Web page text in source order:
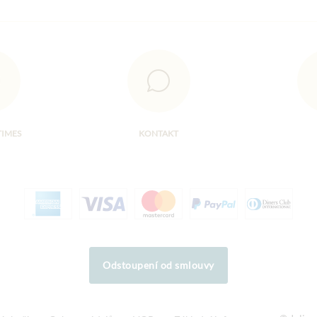
KONTAKT
Odstoupení od smlouvy